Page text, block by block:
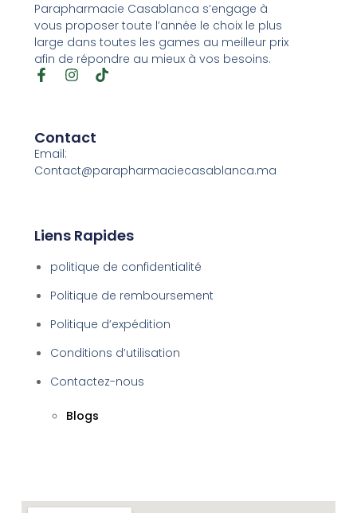
Parapharmacie Casablanca s’engage à
vous proposer toute l’année le choix le plus
large dans toutes les games au meilleur prix
afin de répondre au mieux à vos besoins.
Contact
Email:
Contact@parapharmaciecasablanca.ma
Liens Rapides
politique de confidentialité
Politique de remboursement
Politique d’expédition
Conditions d’utilisation
Contactez-nous
Blogs